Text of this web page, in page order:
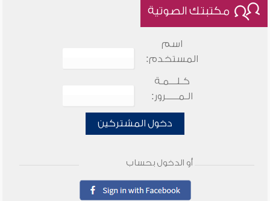
مكتبتك الصوتية
اسم
المستخدم:
كـلـــمـة
الـمـــــرور:
دخول المشتركين
أو الدخول بحساب